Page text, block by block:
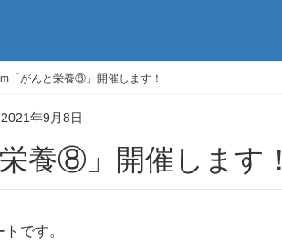
「がんと栄養⑧」開催します！
2021年9月8日
養⑧」開催します！
です。